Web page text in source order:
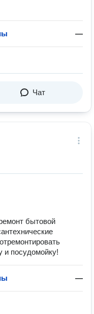
—
Чат
бытовой
и посудомойку!
—